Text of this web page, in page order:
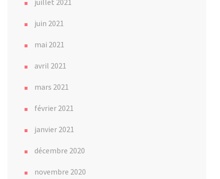
juin 2021
mai 2021
avril 2021
mars 2021
février 2021
janvier 2021
décembre 2020
novembre 2020